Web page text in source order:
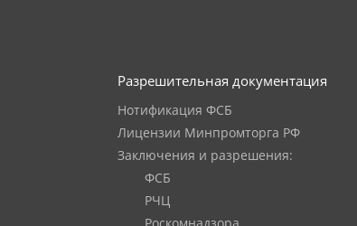
Разрешительная документация
Нотификация ФСБ
Лицензии Минпромторга РФ
Заключения и разрешения:
ФСБ
РЧЦ